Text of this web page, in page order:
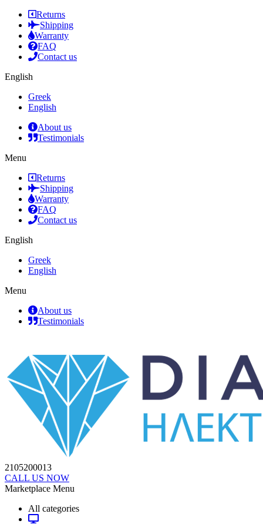
Returns
Shipping
Warranty
FAQ
Contact us
English
Greek
English
About us
Testimonials
Menu
Returns
Shipping
Warranty
FAQ
Contact us
English
Greek
English
Menu
About us
Testimonials
2105200013
CALL US NOW
Marketplace Menu
All categories